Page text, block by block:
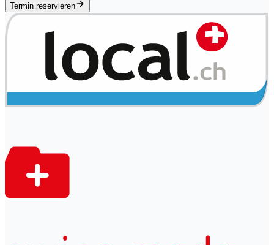
Termin reservieren